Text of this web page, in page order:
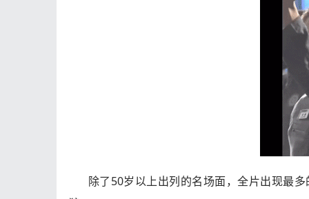
除了50岁以上出列的名场面，全片出现最